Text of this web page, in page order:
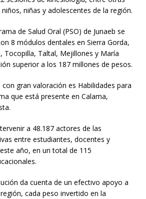
niñas y adolescentes de la región.
de Salud Oral (PSO) de Junaeb se
8 módulos dentales en Sierra Gorda,
Tocopilla, Taltal, Mejillones y María
superior a los 187 millones de pesos.
gran valoración es Habilidades para
que está presente en Calama,
a 48.187 actores de las
entre estudiantes, docentes y
año, en un total de 115
da cuenta de un efectivo apoyo a
cada peso invertido en la